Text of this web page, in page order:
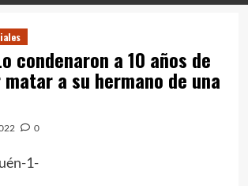
condenaron a 10 años de
a su hermano de una
0